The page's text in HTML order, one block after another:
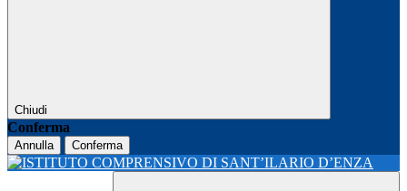
Chiudi
Conferma
Annulla Conferma